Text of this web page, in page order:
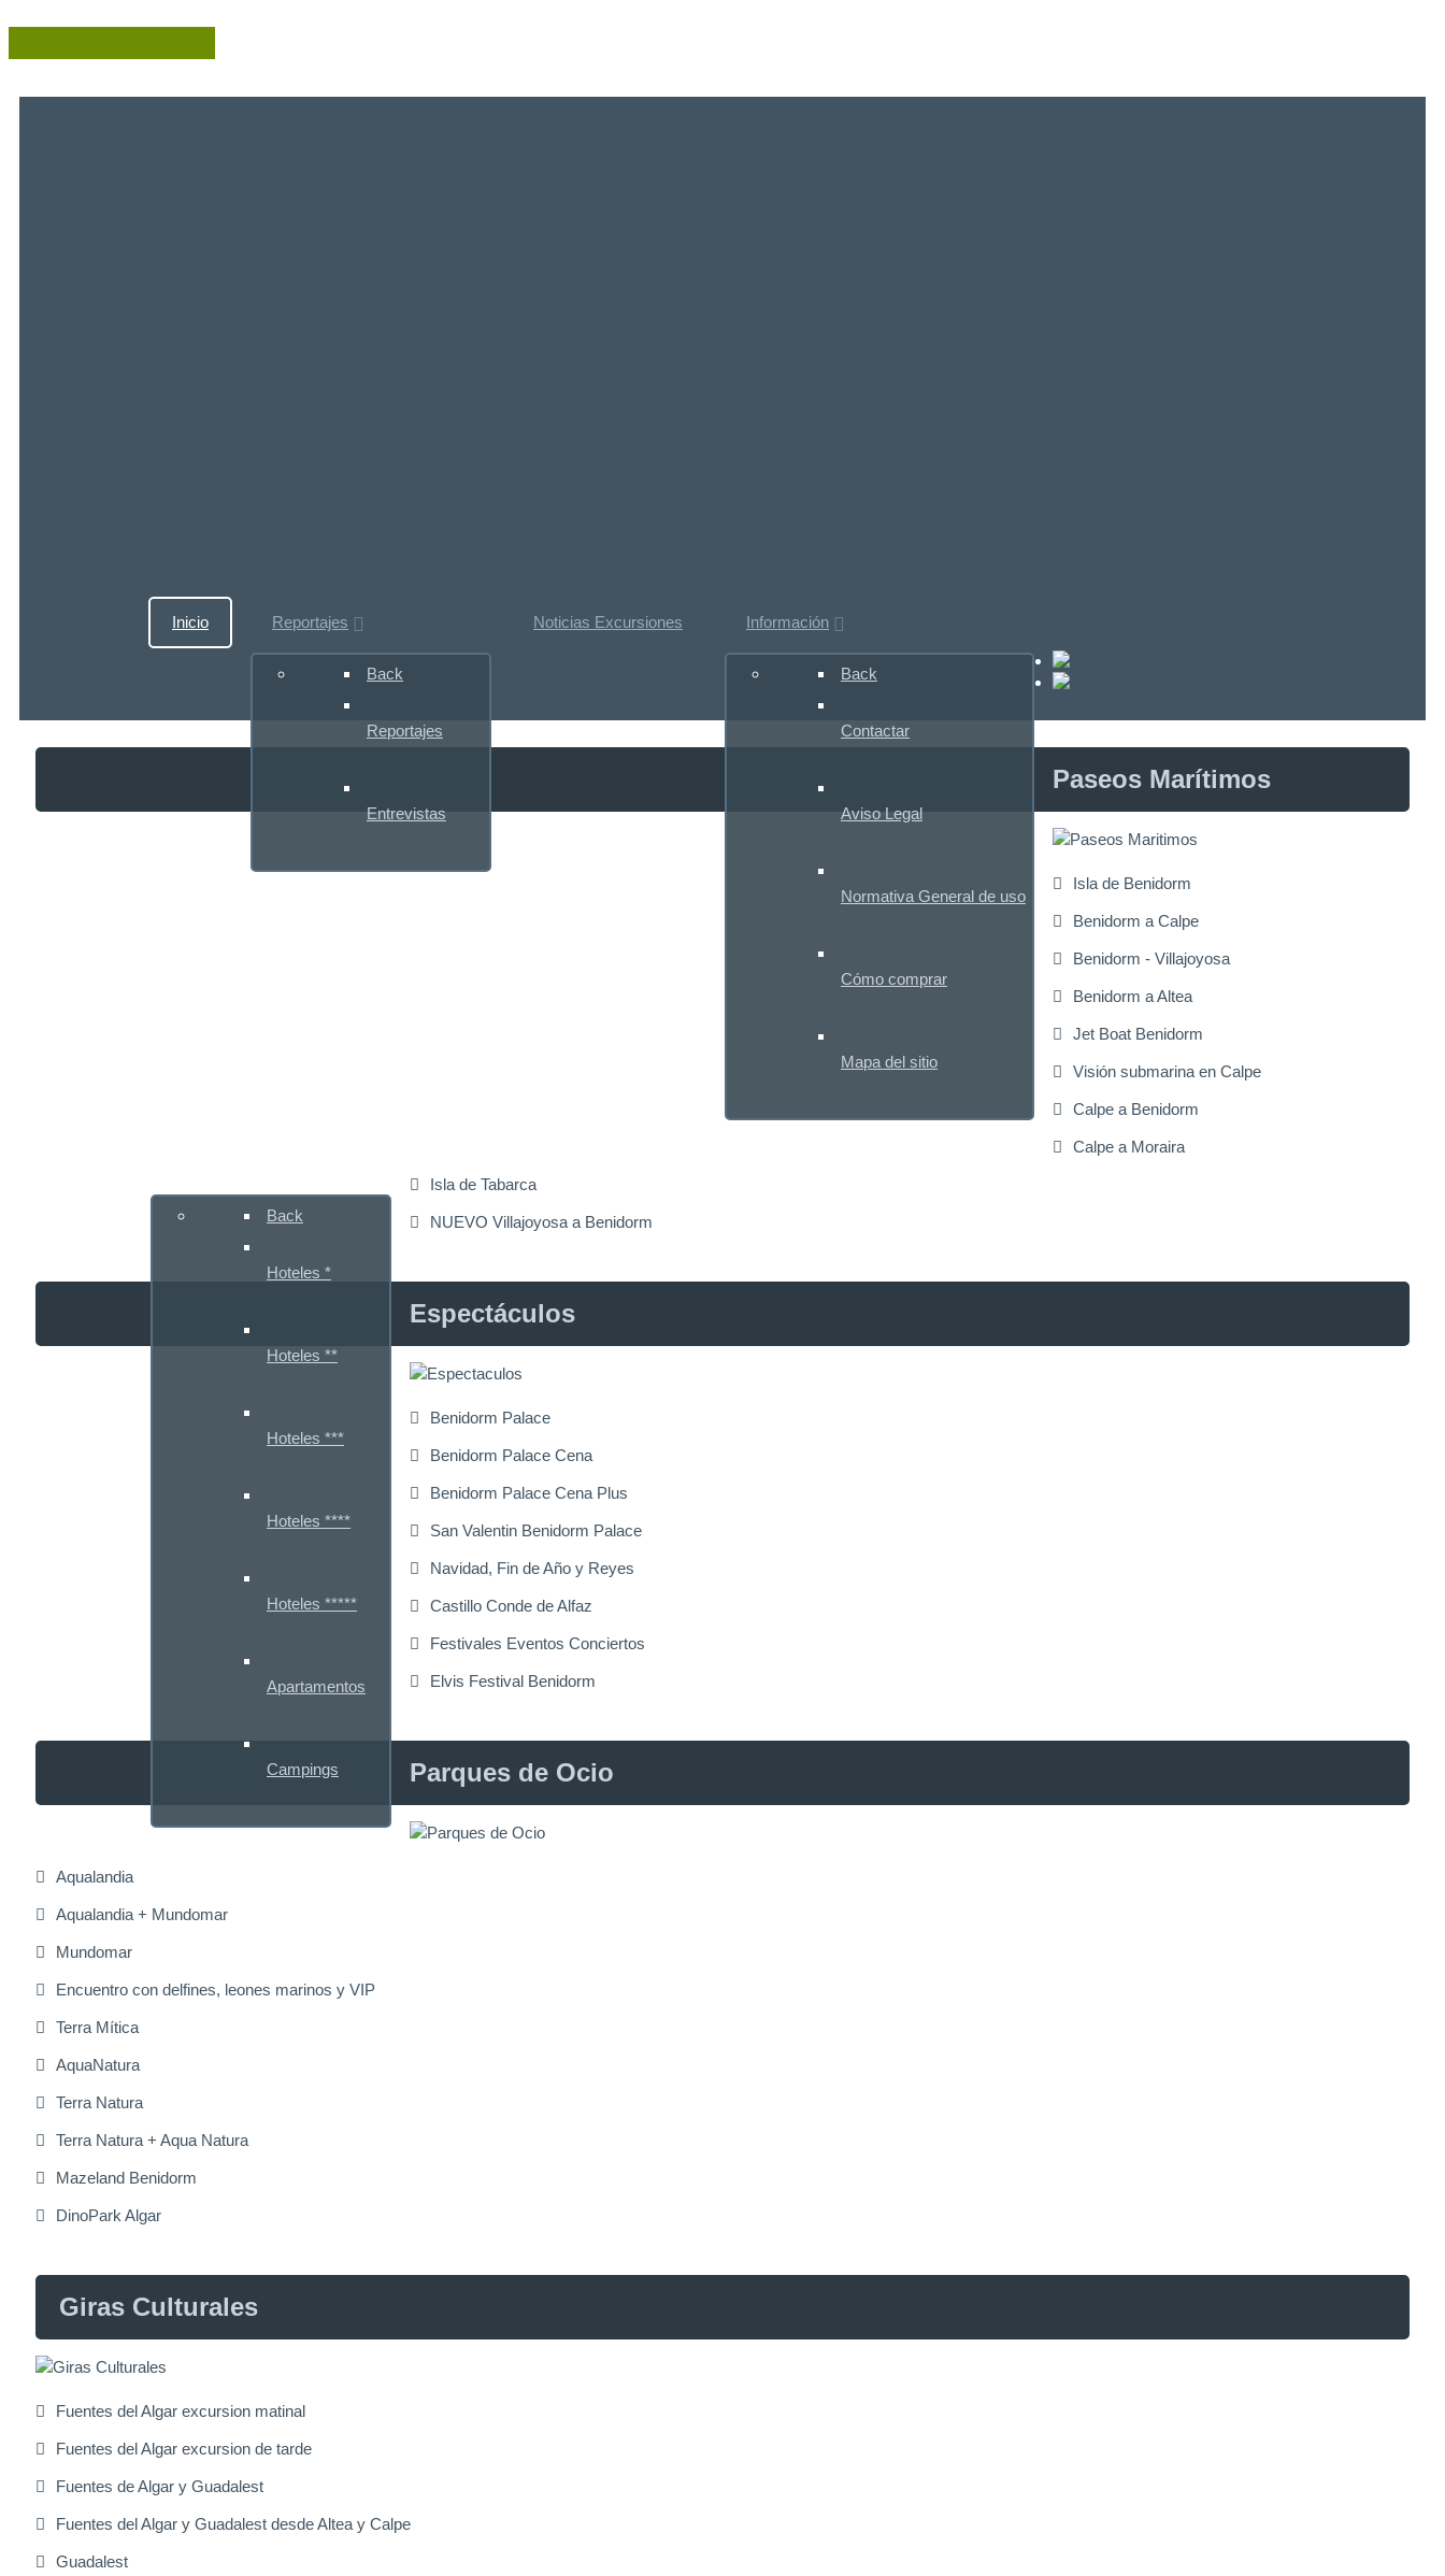
Inicio Reportajes
Back
Reportajes
Entrevistas
Noticias Excursiones Información
Back
Contactar
Aviso Legal
Normativa General de uso
Cómo comprar
Mapa del sitio
Back
Hoteles *
Hoteles **
Hoteles ***
Hoteles ****
Hoteles *****
Apartamentos
Campings
Paseos Marítimos
Isla de Benidorm
Benidorm a Calpe
Benidorm - Villajoyosa
Benidorm a Altea
Jet Boat Benidorm
Visión submarina en Calpe
Calpe a Benidorm
Calpe a Moraira
Isla de Tabarca
NUEVO Villajoyosa a Benidorm
Espectáculos
Benidorm Palace
Benidorm Palace Cena
Benidorm Palace Cena Plus
San Valentin Benidorm Palace
Navidad, Fin de Año y Reyes
Castillo Conde de Alfaz
Festivales Eventos Conciertos
Elvis Festival Benidorm
Parques de Ocio
Aqualandia
Aqualandia + Mundomar
Mundomar
Encuentro con delfines, leones marinos y VIP
Terra Mítica
AquaNatura
Terra Natura
Terra Natura + Aqua Natura
Mazeland Benidorm
DinoPark Algar
Giras Culturales
Fuentes del Algar excursion matinal
Fuentes del Algar excursion de tarde
Fuentes de Algar y Guadalest
Fuentes del Algar y Guadalest desde Altea y Calpe
Guadalest